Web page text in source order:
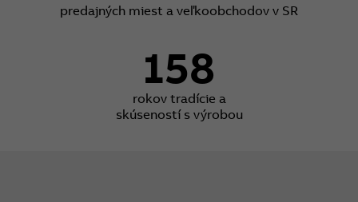
predajných miest a veľkoobchodov v SR
158
rokov tradície a
skúseností s výrobou